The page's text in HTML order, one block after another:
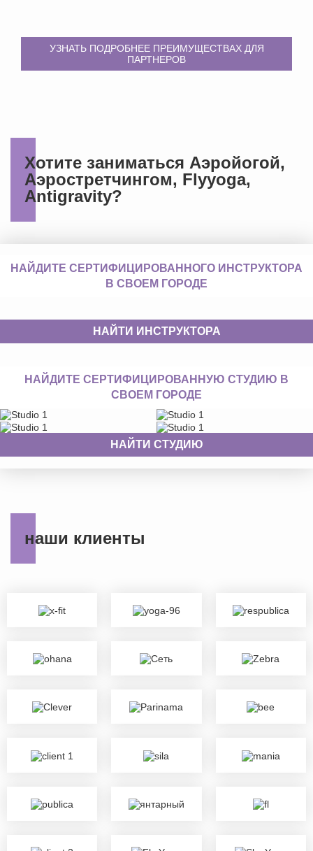
УЗНАТЬ ПОДРОБНЕЕ ПРЕИМУЩЕСТВАХ ДЛЯ
ПАРТНЕРОВ
Хотите заниматься Аэройогой,
Аэростретчингом, Flyyoga,
Antigravity?
НАЙДИТЕ СЕРТИФИЦИРОВАННОГО ИНСТРУКТОРА
В СВОЕМ ГОРОДЕ
НАЙТИ ИНСТРУКТОРА
НАЙДИТЕ СЕРТИФИЦИРОВАННУЮ СТУДИЮ В
СВОЕМ ГОРОДЕ
НАЙТИ СТУДИЮ
наши клиенты